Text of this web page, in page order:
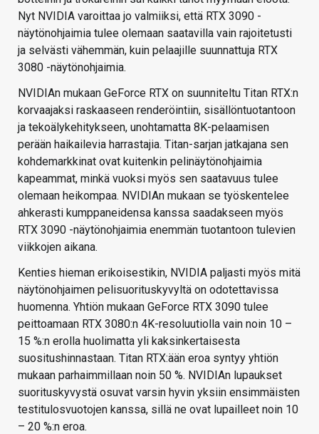
Nyt NVIDIA varoittaa jo valmiiksi, että RTX 3090 -
näytönohjaimia tulee olemaan saatavilla vain rajoitetusti
ja selvästi vähemmän, kuin pelaajille suunnattuja RTX
3080 -näytönohjaimia.
NVIDIAn mukaan GeForce RTX on suunniteltu Titan RTX:n
korvaajaksi raskaaseen renderöintiin, sisällöntuotantoon
ja tekoälykehitykseen, unohtamatta 8K-pelaamisen
perään haikailevia harrastajia. Titan-sarjan jatkajana sen
kohdemarkkinat ovat kuitenkin pelinäytönohjaimia
kapeammat, minkä vuoksi myös sen saatavuus tulee
olemaan heikompaa. NVIDIAn mukaan se työskentelee
ahkerasti kumppaneidensa kanssa saadakseen myös
RTX 3090 -näytönohjaimia enemmän tuotantoon tulevien
viikkojen aikana.
Kenties hieman erikoisestikin, NVIDIA paljasti myös mitä
näytönohjaimen pelisuorituskyvyltä on odotettavissa
huomenna. Yhtiön mukaan GeForce RTX 3090 tulee
peittoamaan RTX 3080:n 4K-resoluutiolla vain noin 10 –
15 %:n erolla huolimatta yli kaksinkertaisesta
suositushinnastaan. Titan RTX:ään eroa syntyy yhtiön
mukaan parhaimmillaan noin 50 %. NVIDIAn lupaukset
suorituskyvystä osuvat varsin hyvin yksiin ensimmäisten
testitulosvuotojen kanssa, sillä ne ovat lupailleet noin 10
– 20 %:n eroa.